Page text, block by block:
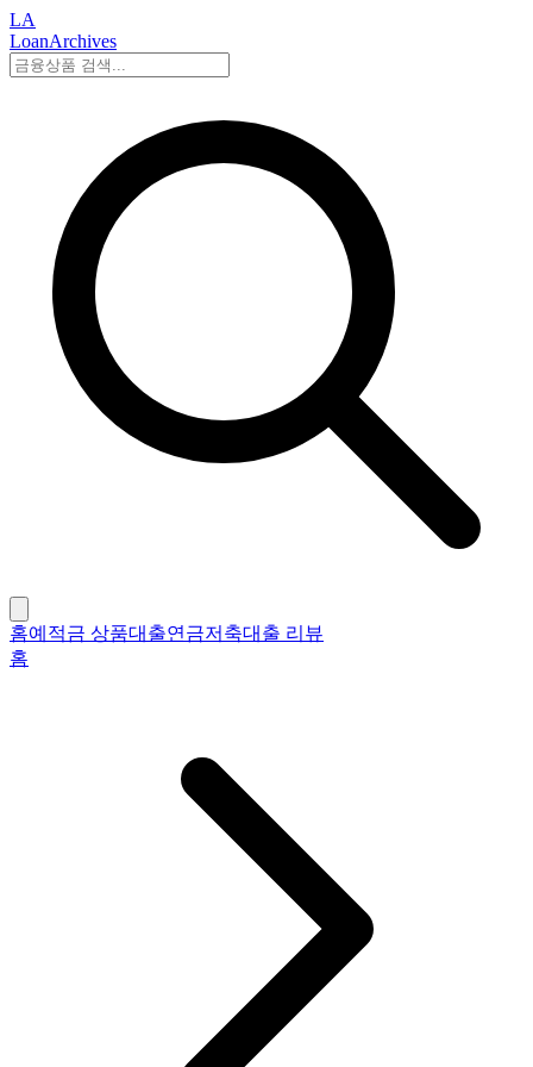
LA
LoanArchives
홈예적금 상품대출연금저축대출 리뷰
홈